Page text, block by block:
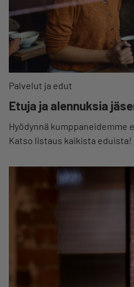
Palvelut ja edut
Etuja ja alennuksia
Hyödynnä kumppaneidemme
Katso listaus kaikista eduista!